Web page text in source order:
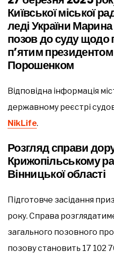
Київської міської
леді України
позов до суду щодо
п’ятим
Порошенком
Відповідна інформація
державному реєстрі
NikLife.
Розгляд справи
Крижопільському
Вінницької області
Підготовче засідання
року. Справа
загального позовного
позову становить 17 102